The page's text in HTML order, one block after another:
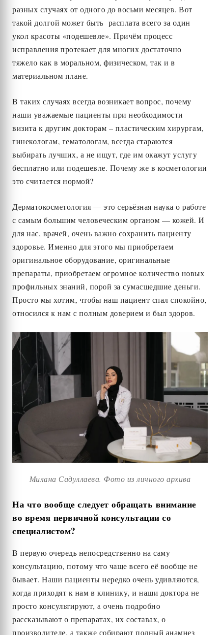
разных случаях от одного до восьми месяцев. Вот
такой долгой может быть расплата всего за один
укол красоты «подешевле». Причём процесс
исправления протекает для многих достаточно
тяжело как в моральном, физическом, так и в
материальном плане.
В таких случаях всегда возникает вопрос, почему
наши уважаемые пациенты при необходимости
визита к другим докторам – пластическим хирургам,
гинекологам, гематологам, всегда стараются
выбирать лучших, а не ищут, где им окажут услугу
бесплатно или подешевле. Почему же в косметологии
это считается нормой?
Дерматокосметология — это серьёзная наука о работе
с самым большим человеческим органом — кожей. И
для нас, врачей, очень важно сохранить пациенту
здоровье. Именно для этого мы приобретаем
оригинальное оборудование, оригинальные
препараты, приобретаем огромное количество новых
профильных знаний, порой за сумасшедшие деньги.
Просто мы хотим, чтобы наш пациент спал спокойно,
относился к нам с полным доверием и был здоров.
Милана Садуллаева. Фото из личного архива
На что вообще следует обращать внимание
во время первичной консультации со
специалистом?
В первую очередь непосредственно на саму
консультацию, потому что чаще всего её вообще не
бывает. Наши пациенты нередко очень удивляются,
когда приходят к нам в клинику, и наши доктора не
просто консультируют, а очень подробно
рассказывают о препаратах, их составах, о
производителе, а также собирают полный анамнез